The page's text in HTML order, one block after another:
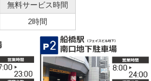
無料サービス時間
2時間